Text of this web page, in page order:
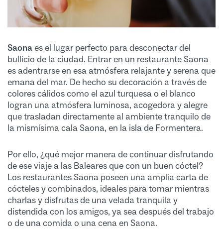
Saonaes el lugar perfecto para desconectar del
bullicio de la ciudad. Entrar en un restaurante Saona
es adentrarse en esa atmósfera relajante y serena que
emana del mar. De hecho su decoración a través de
colores cálidos como el azul turquesa o el blanco
logran una atmósfera luminosa, acogedora y alegre
que trasladan directamente al ambiente tranquilo de
la mismísima cala Saona, en la isla de Formentera.
Por ello, ¿qué mejor manera de continuar disfrutando
de ese viaje a las Baleares que con un buen cóctel?
Los restaurantes Saona poseen una amplia carta de
cócteles y combinados, ideales para tomar mientras
charlas y disfrutas de una velada tranquila y
distendida con los amigos, ya sea después del trabajo
o de una comida o una cena en Saona.